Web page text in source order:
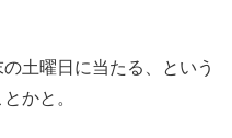
土曜日に当たる、という
かと。